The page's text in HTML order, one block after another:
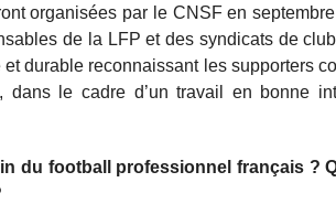
organisées par le CNSF en
de la LFP et des syndicats de
durable reconnaissant les supporters
dans le cadre d’un travail en bonne
du football professionnel français ?